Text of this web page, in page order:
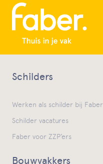
Schilders
Werken als schilder bij Faber
Schilder vacatures
Faber voor ZZP’ers
Bouwvakkers